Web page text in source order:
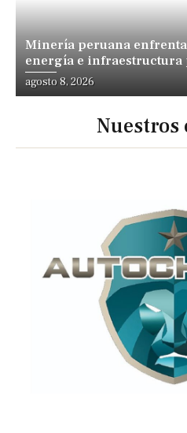
Minería peruana
energía e infraestructura
expansión
agosto 8, 2026
Nuestros